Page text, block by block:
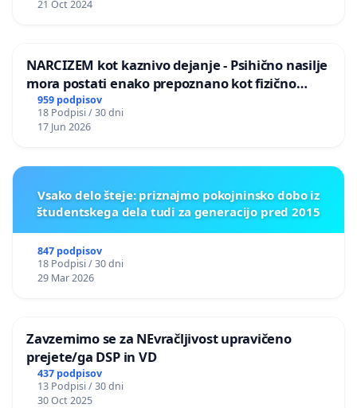
21 Oct 2024
NARCIZEM kot kaznivo dejanje - Psihično nasilje
mora postati enako prepoznano kot fizično
nasilje
959 podpisov
18 Podpisi / 30 dni
17 Jun 2026
Vsako delo šteje: priznajmo pokojninsko dobo iz
študentskega dela tudi za generacijo pred 2015
847 podpisov
18 Podpisi / 30 dni
29 Mar 2026
Zavzemimo se za NEvračljivost upravičeno
prejete/ga DSP in VD
437 podpisov
13 Podpisi / 30 dni
30 Oct 2025